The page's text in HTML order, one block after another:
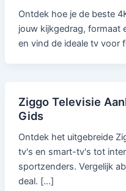
Ontdek hoe je de beste
jouw kijkgedrag, formaat
en vind de ideale tv voor
Ziggo Televisie
Gids
Ontdek het uitgebreide
tv's en smart-tv's tot
sportzenders. Vergelijk
deal. […]